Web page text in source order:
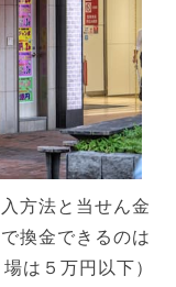
方法と当せん金
換金できるのは
は５万円以下）